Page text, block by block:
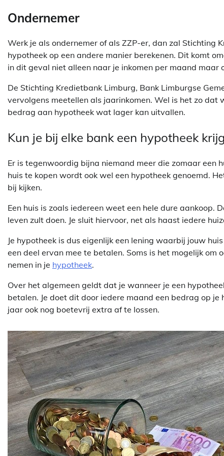
Ondernemer
Werk je als ondernemer of als ZZP-er, dan zal Stichting
hypotheek op een andere manier berekenen. Dit komt
in dit geval niet alleen naar je inkomen per maand
De Stichting Kredietbank Limburg, Bank Limburgse
vervolgens meetellen als jaarinkomen. Wel is het zo
bedrag aan hypotheek wat lager kan uitvallen.
Kun je bij elke bank een hypotheek
Er is tegenwoordig bijna niemand meer die zomaar een
huis te kopen wordt ook wel een hypotheek genoemd.
bij kijken.
Een huis is zoals iedereen weet een hele dure
leven zult doen. Je sluit hiervoor, net als haast iedere
Je hypotheek is dus eigenlijk een lening waarbij jouw
een deel ervan mee te betalen. Soms is het mogelijk om
nemen in je hypotheek.
Over het algemeen geldt dat je wanneer je een
betalen. Je doet dit door iedere maand een bedrag op
jaar ook nog boetevrij extra af te lossen.